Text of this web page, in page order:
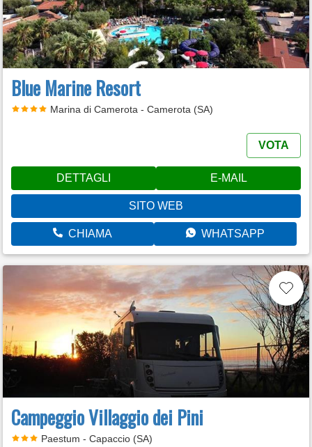
Blue Marine Resort
Marina di Camerota - Camerota (SA)
VOTA
DETTAGLI E-MAIL
SITO WEB
CHIAMA WHATSAPP
Campeggio Villaggio dei Pini
Paestum - Capaccio (SA)